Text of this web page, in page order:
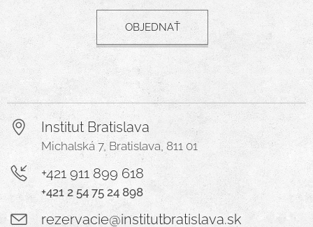
OBJEDNAŤ
Institut Bratislava
Michalská 7, Bratislava, 811 01
+421 911 899 618
+421 2 54 75 24 898
rezervacie@institutbratislava.sk